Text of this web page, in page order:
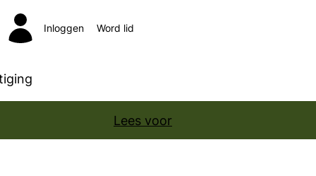
Inloggen Word lid
Lees voor